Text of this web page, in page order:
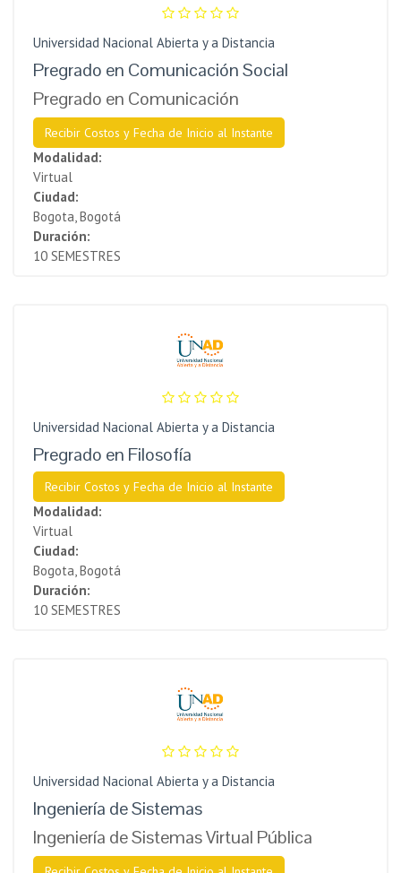
Universidad Nacional Abierta y a Distancia
Pregrado en Comunicación Social
Pregrado en Comunicación
Recibir Costos y Fecha de Inicio al Instante
Modalidad:
Virtual
Ciudad:
Bogota, Bogotá
Duración:
10 SEMESTRES
Universidad Nacional Abierta y a Distancia
Pregrado en Filosofía
Recibir Costos y Fecha de Inicio al Instante
Modalidad:
Virtual
Ciudad:
Bogota, Bogotá
Duración:
10 SEMESTRES
Universidad Nacional Abierta y a Distancia
Ingeniería de Sistemas
Ingeniería de Sistemas Virtual Pública